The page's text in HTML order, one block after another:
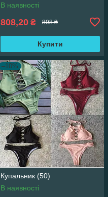
В наявності
808,20 ₴ 898 ₴
Купити
–10%
Купальник (50)
В наявності